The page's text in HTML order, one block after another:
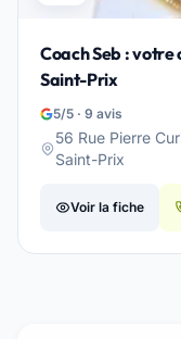
Coach Seb :
Saint-Prix
5/5 · 9 avis
56 Rue Pierre
Saint-Prix
Voir la fiche